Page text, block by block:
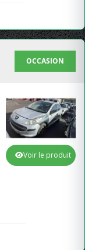
OCCASION
Voir le produit